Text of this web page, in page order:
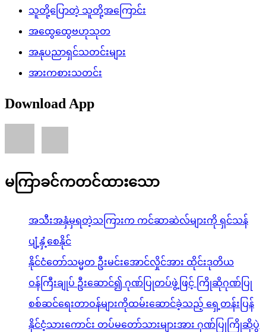
သူတို့ပြောတဲ့ သူတို့အကြောင်း
အထွေထွေဗဟုသုတ
အနုပညာရှင်သတင်းများ
အားကစားသတင်း
Download App
မကြာခင်ကတင်ထားသော
အသီးအနှံမှရတဲ့သကြားက ကင်ဆာဆဲလ်များကို ရှင်သန်
ပျံ့နှံ့စေနိုင်
နိုင်ငံတော်သမ္မတ ဦးမင်းအောင်လှိုင်အား ထိုင်းဒုတိယ
ဝန်ကြီးချုပ် ဦးဆောင်၍ ဂုဏ်ပြုတပ်ဖွဲ့ဖြင့် ကြိုဆိုဂုဏ်ပြု
စစ်ဆင်ရေးတာဝန်များကိုထမ်းဆောင်ခဲ့သည့် ရှေ့တန်းပြန်
နိုင်ငံ့သားကောင်း တပ်မတော်သားများအား ဂုဏ်ပြုကြိုဆိုပွဲ